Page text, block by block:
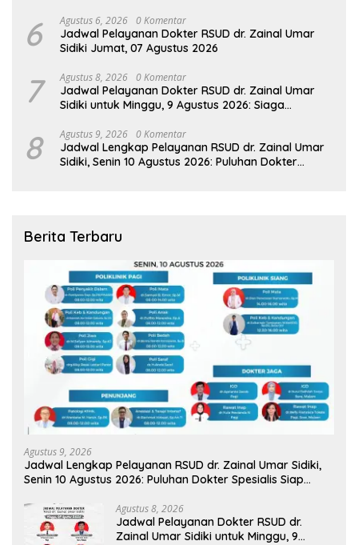
6 Agustus 6, 2026 0 Komentar
Jadwal Pelayanan Dokter RSUD dr. Zainal Umar
Sidiki Jumat, 07 Agustus 2026
7 Agustus 8, 2026 0 Komentar
Jadwal Pelayanan Dokter RSUD dr. Zainal Umar
Sidiki untuk Minggu, 9 Agustus 2026: Siaga
8 Agustus 9, 2026 0 Komentar
Jadwal Lengkap Pelayanan RSUD dr. Zainal Umar
Sidiki, Senin 10 Agustus 2026: Puluhan Dokter
Berita Terbaru
Agustus 9, 2026
Jadwal Lengkap Pelayanan RSUD dr. Zainal Umar Sidiki,
Senin 10 Agustus 2026: Puluhan Dokter Spesialis Siap
Agustus 8, 2026
Jadwal Pelayanan Dokter RSUD dr.
Zainal Umar Sidiki untuk Minggu, 9